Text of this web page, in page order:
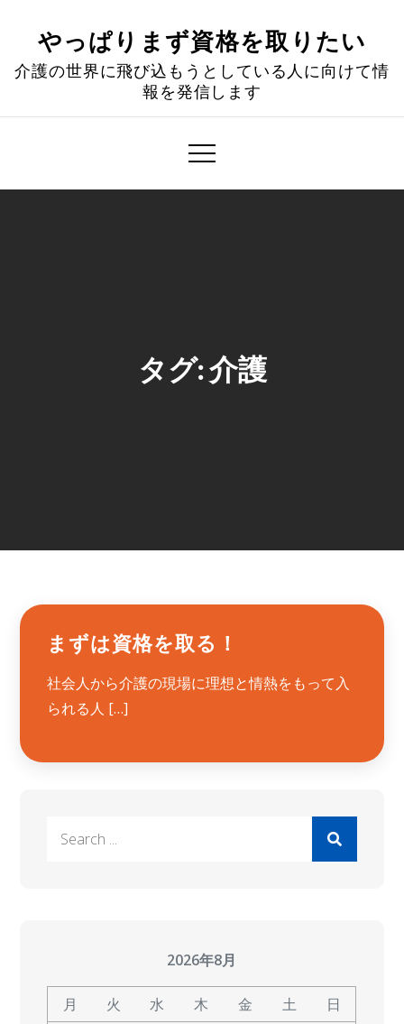
content
やっぱりまず資格を取りたい
介護の世界に飛び込もうとしている人に向けて情
報を発信します
タグ:介護
まずは資格を取る！
社会人から介護の現場に理想と情熱をもって入
られる人 […]
2026年8月
月 火 水 木 金 土
日